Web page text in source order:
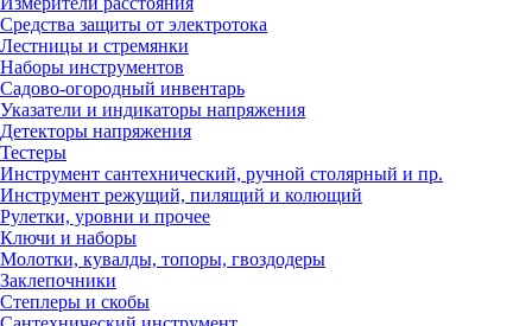
Средства защиты от электротока
Лестницы и стремянки
Наборы инструментов
Садово-огородный инвентарь
Указатели и индикаторы напряжения
Детекторы напряжения
Тестеры
Инструмент сантехнический, ручной столярный и пр.
Инструмент режущий, пилящий и колющий
Рулетки, уровни и прочее
Ключи и наборы
Молотки, кувалды, топоры, гвоздодеры
Заклепочники
Степлеры и скобы